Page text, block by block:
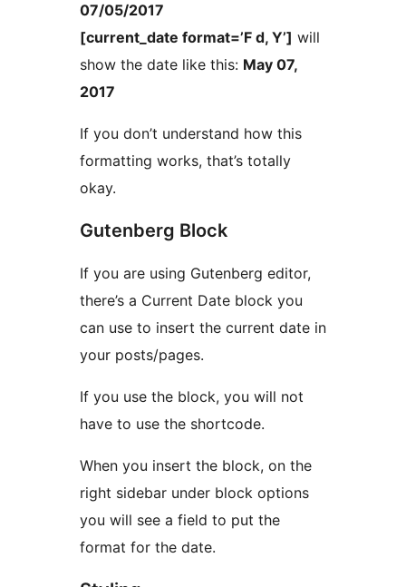
07/05/2017
[current_date format=’F d, Y’] will
show the date like this: May 07,
2017
If you don’t understand how this
formatting works, that’s totally
okay.
Gutenberg Block
If you are using Gutenberg editor,
there’s a Current Date block you
can use to insert the current date in
your posts/pages.
If you use the block, you will not
have to use the shortcode.
When you insert the block, on the
right sidebar under block options
you will see a field to put the
format for the date.